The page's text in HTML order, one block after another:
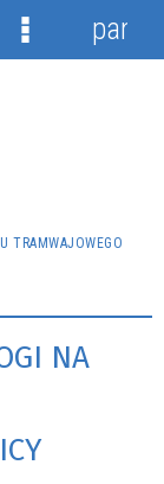
TRAMWAJOWEGO
NA
Menu
panel